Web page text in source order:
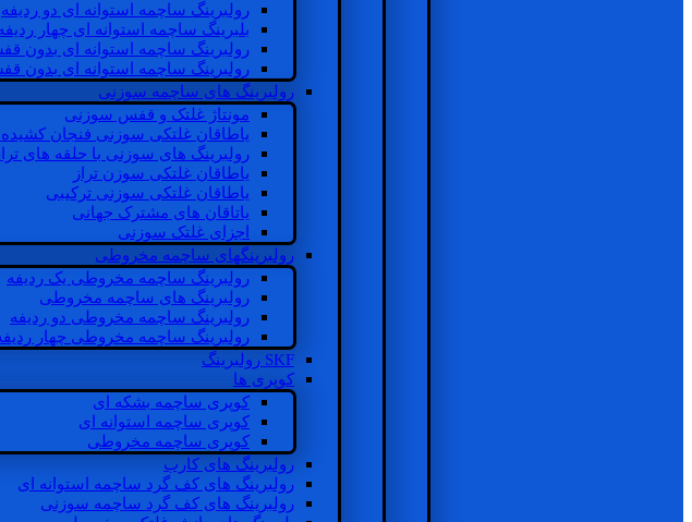
رولبرینگ ساچمه استوانه ای دو ردیفه
بلبرینگ ساچمه استوانه ای چهار
رولبرینگ ساچمه استوانه ای بدون
رولبرینگ ساچمه استوانه ای بدون
رولبرینگ های ساچمه سوزنی
مونتاژ غلتک و قفس سوزنی
یاطاقان غلتکی سوزنی فنجان
رولبرینگ های سوزنی با حلقه های
یاطاقان غلتکی سوزن تراز
یاطاقان غلتکی سوزنی ترکیبی
یاتاقان های مشترک جهانی
اجزای غلتک سوزنی
رولبرینگهای ساچمه مخروطی
رولبرینگ ساچمه مخروطی یک ردیفه
رولبرینگ های ساچمه مخروطی
رولبرینگ ساچمه مخروطی دو ردیفه
رولبرینگ ساچمه مخروطی چهار
SKF رولبرینگ
کوپری ها
کوپری ساچمه بشکه ای
کوپری ساچمه استوانه ای
کوپری ساچمه مخروطی
رولبرینگ های کارب
رولبرینگ های کف گرد ساچمه استوانه ای
رولبرینگ های کف گرد ساچمه سوزنی